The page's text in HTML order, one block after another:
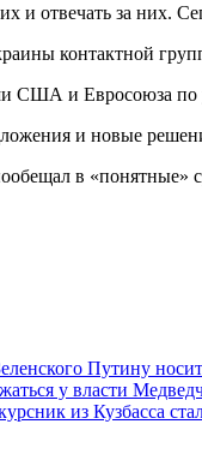
отвечать за них.
контактной
США и Евросоюза
и новые
в